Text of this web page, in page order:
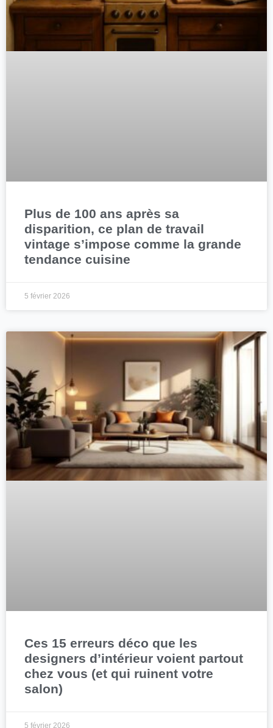
Plus de 100 ans après sa
disparition, ce plan de travail
vintage s’impose comme la grande
tendance cuisine
5 février 2026
Ces 15 erreurs déco que les
designers d’intérieur voient partout
chez vous (et qui ruinent votre
salon)
5 février 2026